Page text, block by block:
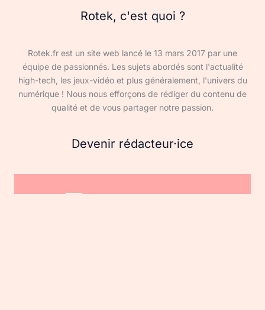
Rotek, c'est quoi ?
Rotek.fr est un site web lancé le 13 mars 2017 par une
équipe de passionnés. Les sujets abordés sont l'actualité
high-tech, les jeux-vidéo et plus généralement, l'univers du
numérique ! Nous nous efforçons de rédiger du contenu de
qualité et de vous partager notre passion.
Devenir rédacteur·ice